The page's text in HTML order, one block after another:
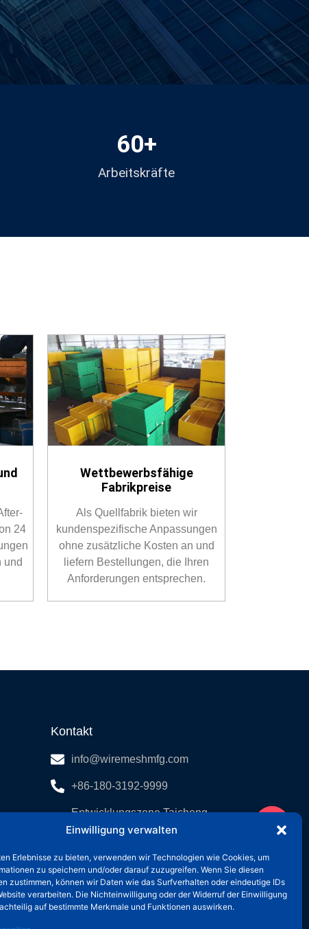
Einwilligung verwalten
Erlebnisse zu bieten, verwenden wir Technologien wie Cookies, um
zu speichern und/oder darauf zuzugreifen. Wenn Sie diesen
zustimmen, können wir Daten wie das Surfverhalten oder eindeutige IDs
verarbeiten. Die Nichteinwilligung oder der Widerruf der Einwilligung
auf bestimmte Merkmale und Funktionen auswirken.
Arbeitskräfte
60+
24
und
Wettbewerbsfähige
Fabrikpreise
Als Quellfabrik bieten wir
kundenspezifische Anpassungen
ohne zusätzliche Kosten an und
liefern Bestellungen, die Ihren
Anforderungen entsprechen.
Kontakt
info@wiremeshmfg.com
+86-180-3192-9999
Entwicklungszone Taicheng,
Landkreis Anping, Hebei,